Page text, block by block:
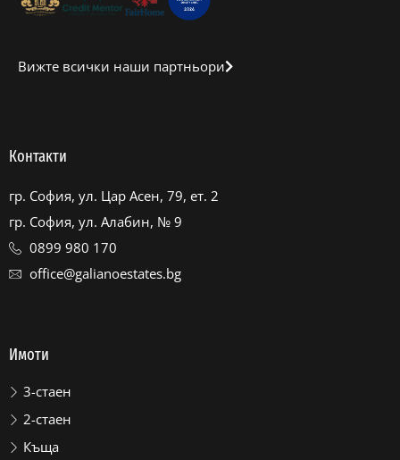
Вижте всички наши партньори
Контакти
гр. София, ул. Цар Асен, 79, ет. 2
гр. София, ул. Алабин, № 9
0899 980 170
office@galianoestates.bg
Имоти
3-стаен
2-стаен
Къща